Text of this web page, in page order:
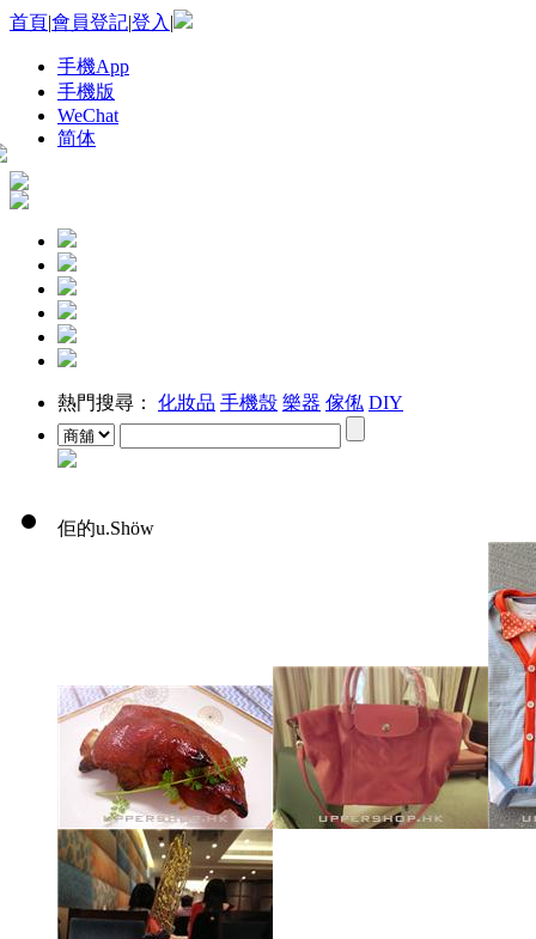
首頁|會員登記|登入 |
手機App
手機版
WeChat
简体
熱門搜尋： 化妝品 手機殼 樂器 傢俬 DIY
佢的u.Shöw